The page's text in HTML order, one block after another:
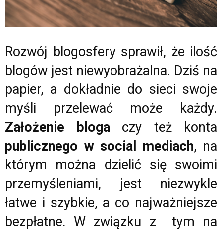
Rozwój blogosfery sprawił, że ilość
blogów jest niewyobrażalna. Dziś na
papier, a dokładnie do sieci swoje
myśli przelewać może każdy.
Założenie blogaczy też konta
publicznego w social mediach, na
którym można dzielić się swoimi
przemyśleniami, jest niezwykle
łatwe i szybkie, a co najważniejsze
bezpłatne. W związku z tym na